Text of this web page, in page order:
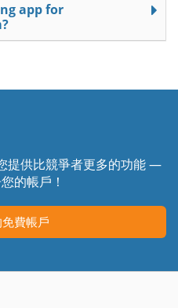
app for
提供比競爭者更多的功能 —
的帳戶！
費帳戶